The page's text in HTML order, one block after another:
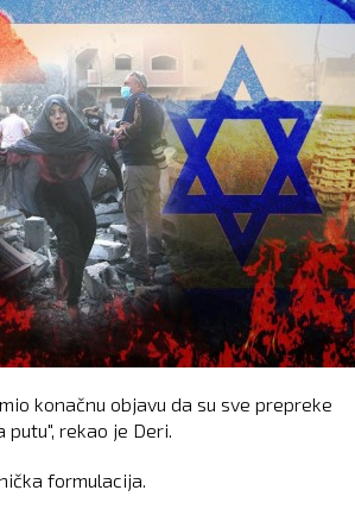
konačnu objavu da su sve prepreke
rekao je Deri.
formulacija.